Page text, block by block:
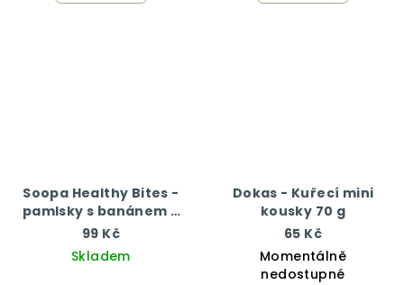
Soopa Healthy Bites -
pamlsky s banánem a
arašídovým máslem 50
99 Kč
Skladem
Dokas - Kuřecí mini
kousky 70 g
65 Kč
Momentálně
nedostupné